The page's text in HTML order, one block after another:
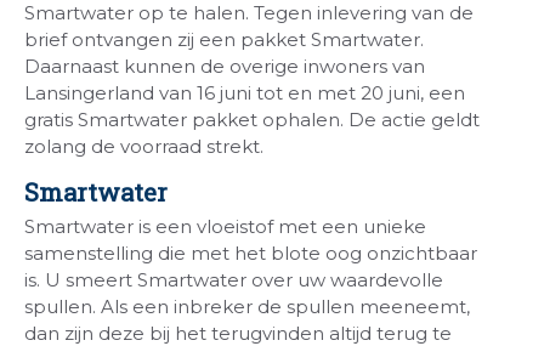
Smartwater op te halen. Tegen inlevering van de
brief ontvangen zij een pakket Smartwater.
Daarnaast kunnen de overige inwoners van
Lansingerland van 16 juni tot en met 20 juni, een
gratis Smartwater pakket ophalen. De actie geldt
zolang de voorraad strekt.
Smartwater
Smartwater is een vloeistof met een unieke
samenstelling die met het blote oog onzichtbaar
is. U smeert Smartwater over uw waardevolle
spullen. Als een inbreker de spullen meeneemt,
dan zijn deze bij het terugvinden altijd terug te